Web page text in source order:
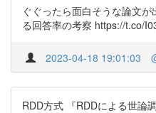
ぐぐったら面白そうな論文
る回答率の考察 https://t.co/
2023-04-18 19:01:03
RDD方式 『RDDによる世論